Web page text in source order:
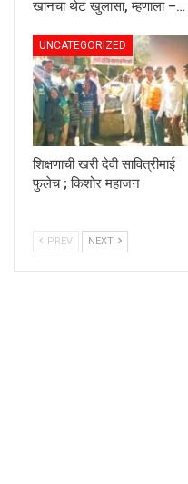
खानचा थेट खुलासा, म्हणाला –…
UNCATEGORIZED
शिक्षणाची खरी देवी सावित्रीमाई
फुलेच ; किशोर महाजन
PREV NEXT